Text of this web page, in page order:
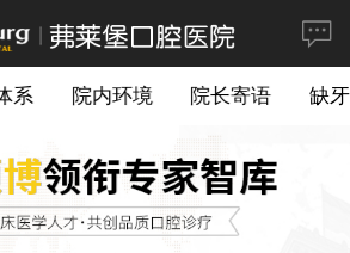
系 院内环境 院长寄语 缺